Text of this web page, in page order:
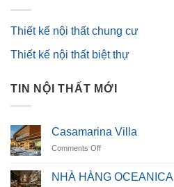
Thiết kế nội thất chung cư
Thiết kế nội thất biệt thự
TIN NỘI THẤT MỚI
Casamarina Villa
Comments Offon
Villa
NHÀ HÀNG OCEANICA